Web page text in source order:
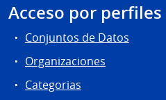
Acceso por perfiles
Conjuntos de Datos
Organizaciones
Categorias